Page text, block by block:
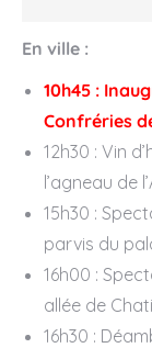
En ville :
10h45 :
Confréries
12h30 : Vin
l’agneau de
15h30 :
parvis du
16h00 :
allée de
16h30 :